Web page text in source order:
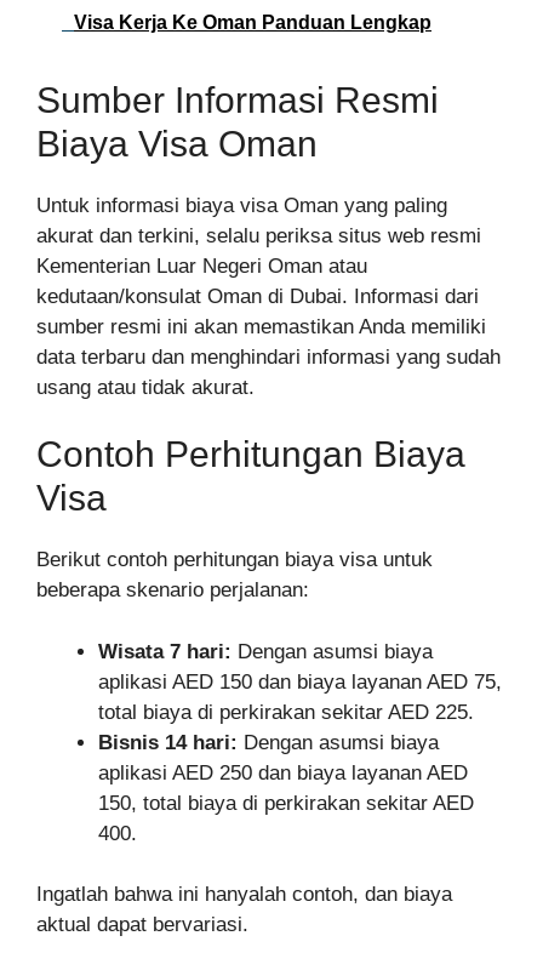
Visa Kerja Ke Oman Panduan Lengkap
Sumber Informasi Resmi
Biaya Visa Oman
Untuk informasi biaya visa Oman yang paling
akurat dan terkini, selalu periksa situs web resmi
Kementerian Luar Negeri Oman atau
kedutaan/konsulat Oman di Dubai. Informasi dari
sumber resmi ini akan memastikan Anda memiliki
data terbaru dan menghindari informasi yang sudah
usang atau tidak akurat.
Contoh Perhitungan Biaya
Visa
Berikut contoh perhitungan biaya visa untuk
beberapa skenario perjalanan:
Wisata 7 hari: Dengan asumsi biaya
aplikasi AED 150 dan biaya layanan AED 75,
total biaya di perkirakan sekitar AED 225.
Bisnis 14 hari: Dengan asumsi biaya
aplikasi AED 250 dan biaya layanan AED
150, total biaya di perkirakan sekitar AED
400.
Ingatlah bahwa ini hanyalah contoh, dan biaya
aktual dapat bervariasi.